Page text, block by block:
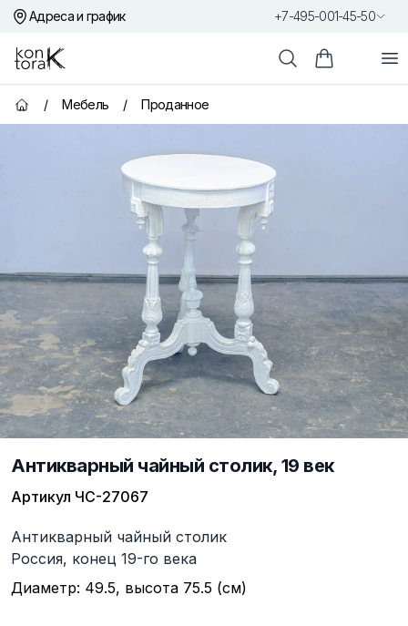
Адреса и график +7-495-001-45-50
Контора К
ПоискКорзина
Главная страница
/ Мебель / Проданное
Антикварный чайный столик, 19 век
Артикул ЧС-27067
Описание
Антикварный чайный столик
Россия, конец 19-го века
Диаметр: 49.5, высота 75.5 (см)